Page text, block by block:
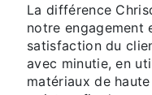
La différence
notre engagement
satisfaction du
avec minutie, en
matériaux de